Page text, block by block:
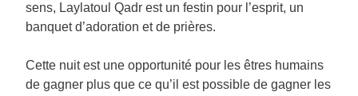
sens, Laylatoul Qadr est un festin pour l’esprit, un
banquet d’adoration et de prières.
Cette nuit est une opportunité pour les êtres humains
de gagner plus que ce qu’il est possible de gagner les